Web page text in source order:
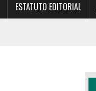
ESTATUTO EDITORIAL